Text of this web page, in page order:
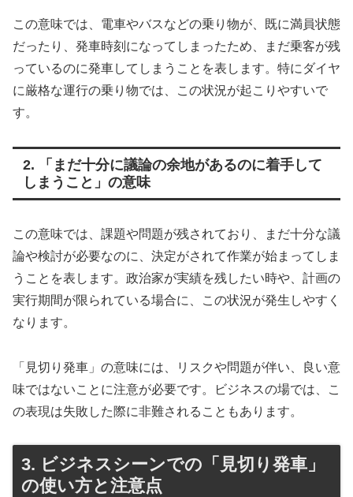
この意味では、電車やバスなどの乗り物が、既に満員状態
だったり、発車時刻になってしまったため、まだ乗客が残
っているのに発車してしまうことを表します。特にダイヤ
に厳格な運行の乗り物では、この状況が起こりやすいで
す。
2. 「まだ十分に議論の余地があるのに着手して
しまうこと」の意味
この意味では、課題や問題が残されており、まだ十分な議
論や検討が必要なのに、決定がされて作業が始まってしま
うことを表します。政治家が実績を残したい時や、計画の
実行期間が限られている場合に、この状況が発生しやすく
なります。
「見切り発車」の意味には、リスクや問題が伴い、良い意
味ではないことに注意が必要です。ビジネスの場では、こ
の表現は失敗した際に非難されることもあります。
3. ビジネスシーンでの「見切り発車」
の使い方と注意点